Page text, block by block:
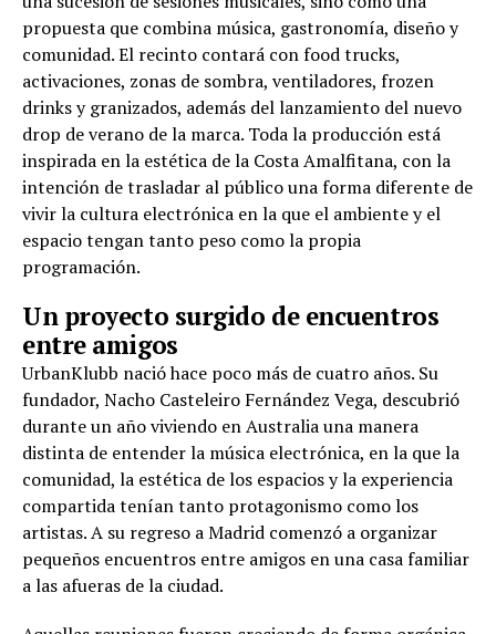
propuesta que combina música, gastronomía, diseño y
comunidad. El recinto contará con food trucks,
activaciones, zonas de sombra, ventiladores, frozen
drinks y granizados, además del lanzamiento del nuevo
drop de verano de la marca. Toda la producción está
inspirada en la estética de la Costa Amalfitana, con la
intención de trasladar al público una forma diferente de
vivir la cultura electrónica en la que el ambiente y el
espacio tengan tanto peso como la propia
programación.
Un proyecto surgido de encuentros
entre amigos
UrbanKlubb nació hace poco más de cuatro años. Su
fundador, Nacho Casteleiro Fernández Vega, descubrió
durante un año viviendo en Australia una manera
distinta de entender la música electrónica, en la que la
comunidad, la estética de los espacios y la experiencia
compartida tenían tanto protagonismo como los
artistas. A su regreso a Madrid comenzó a organizar
pequeños encuentros entre amigos en una casa familiar
a las afueras de la ciudad.